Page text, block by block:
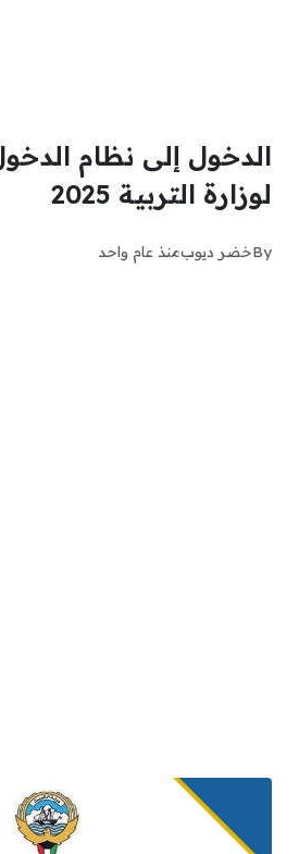
الدخول إلى نظام
لوزارة التربية 2025
Byخضر ديوبمنذ عام واحد